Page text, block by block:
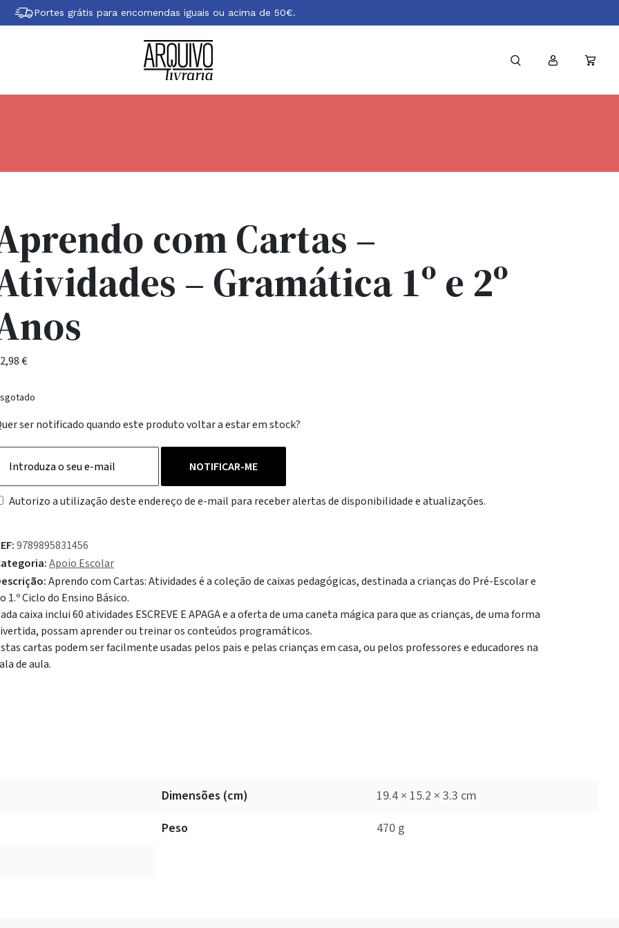
Portes grátis para encomendas iguais ou acima de 50€.
com Cartas –
– Gramática 1º e 2º
€
ser notificado quando este produto voltar a estar em stock?
NOTIFICAR-ME
Autorizo a utilização deste endereço de e-mail para receber alertas de disponibilidade e atualizações.
9789895831456
Apoio Escolar
Aprendo com Cartas: Atividades é a coleção de caixas pedagógicas, destinada a crianças do Pré-Escolar e
1.º Ciclo do Ensino Básico.
caixa inclui 60 atividades ESCREVE E APAGA e a oferta de uma caneta mágica para que as crianças, de uma forma
possam aprender ou treinar os conteúdos programáticos.
cartas podem ser facilmente usadas pelos pais e pelas crianças em casa, ou pelos professores e educadores na
de aula.
Dimensões (cm)
19.4 × 15.2 × 3.3 cm
Peso
470 g